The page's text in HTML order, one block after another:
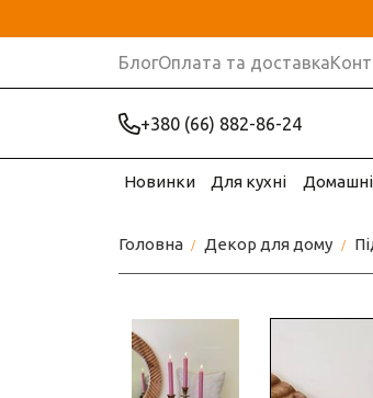
БлогОплата та доставка
+380 (66) 882-86-24
Новинки Для кухні
Головна Декор для дому